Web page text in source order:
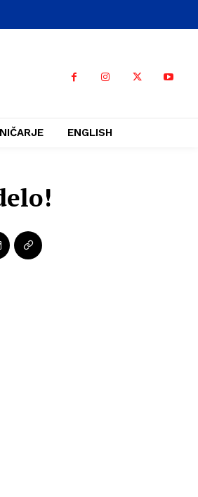
ENGLISH